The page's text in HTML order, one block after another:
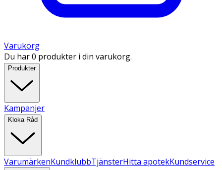
Varukorg
Du har 0 produkter i din varukorg.
Produkter
Kampanjer
Kloka Råd
VarumärkenKundklubbTjänsterHitta apotekKundservice